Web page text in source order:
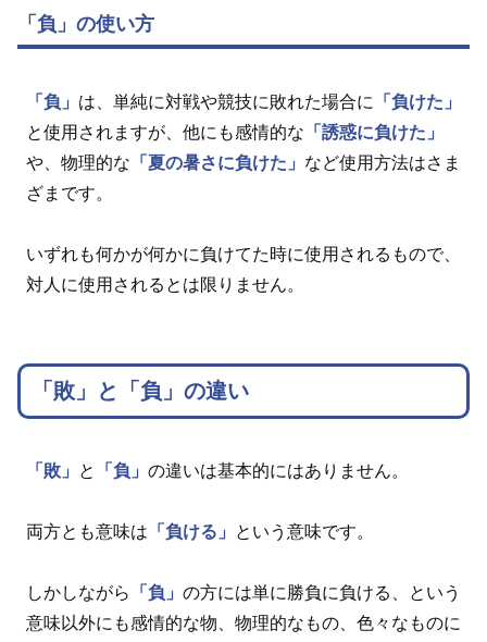
「負」の使い方
「負」 は、単純に対戦や競技に敗れた場合に
「負けた」
と使用されますが、他にも感情的な 「誘惑に負けた」
や、物理的な 「夏の暑さに負けた」 など使用方法はさま
ざまです。
いずれも何かが何かに負けてた時に使用されるもので、
対人に使用されるとは限りません。
「敗」と「負」の違い
「敗」 と 「負」 の違いは基本的にはありません。
両方とも意味は 「負ける」 という意味です。
しかしながら 「負」 の方には単に勝負に負ける、という
意味以外にも感情的な物、物理的なもの、色々なものに